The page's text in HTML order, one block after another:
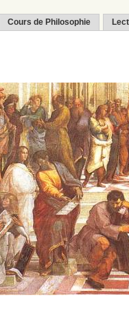
Cours de Philosophie